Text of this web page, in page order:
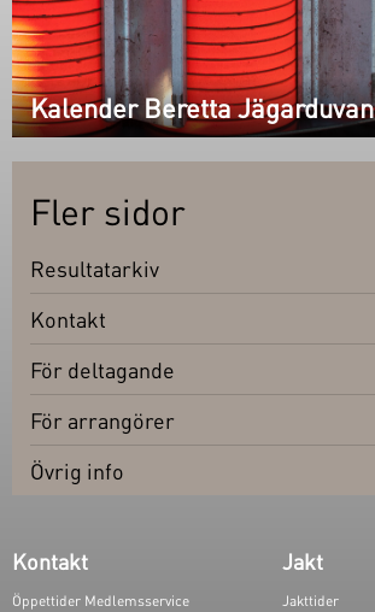
Kalender Beretta Jägarduvan
Fler sidor
Resultatarkiv
Kontakt
För deltagande
För arrangörer
Övrig info
Kontakt
Öppettider Medlemsservice
Jakt
Jakttider